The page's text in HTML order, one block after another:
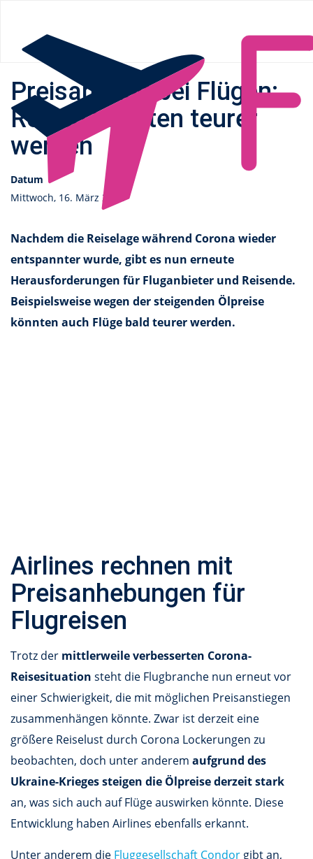
Preisanstieg bei Flügen:
Reisen könnten teurer
werden
Datum
Mittwoch, 16. März 2022
Nachdem die Reiselage während Corona wieder
entspannter wurde, gibt es nun erneute
Herausforderungen für Fluganbieter und Reisende.
Beispielsweise wegen der steigenden Ölpreise
könnten auch Flüge bald teurer werden.
Airlines rechnen mit
Preisanhebungen für
Flugreisen
Trotz der mittlerweile verbesserten Corona-
Reisesituation steht die Flugbranche nun erneut vor
einer Schwierigkeit, die mit möglichen Preisanstiegen
zusammenhängen könnte. Zwar ist derzeit eine
größere Reiselust durch Corona Lockerungen zu
beobachten, doch unter anderem aufgrund des
Ukraine-Krieges steigen die Ölpreise derzeit stark
an, was sich auch auf Flüge auswirken könnte. Diese
Entwicklung haben Airlines ebenfalls erkannt.
Unter anderem die Fluggesellschaft Condor gibt an,